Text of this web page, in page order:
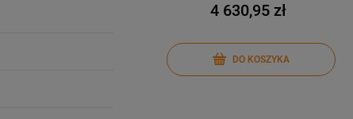
4 630,95 zł
DO KOSZYKA